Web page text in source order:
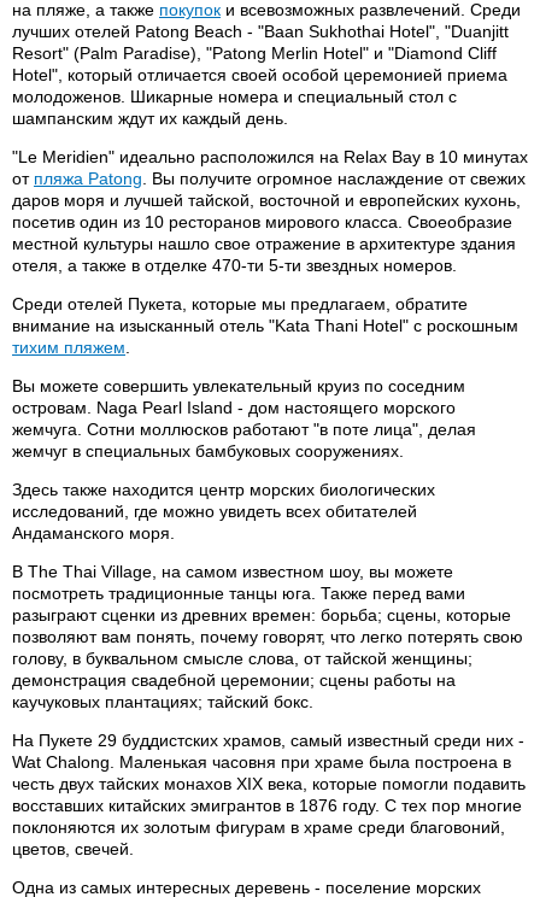
на пляже, а также покупок и всевозможных развлечений. Среди
лучших отелей Patong Beach - "Baan Sukhothai Hotel", "Duanjitt
Resort" (Palm Paradise), "Patong Merlin Hotel" и "Diamond Cliff
Hotel", который отличается своей особой церемонией приема
молодоженов. Шикарные номера и специальный стол с
шампанским ждут их каждый день.
"Le Meridien" идеально расположился на Relax Bay в 10 минутах
от пляжа Patong . Вы получите огромное наслаждение от свежих
даров моря и лучшей тайской, восточной и европейских кухонь,
посетив один из 10 ресторанов мирового класса. Своеобразие
местной культуры нашло свое отражение в архитектуре здания
отеля, а также в отделке 470-ти 5-ти звездных номеров.
Среди отелей Пукета, которые мы предлагаем, обратите
внимание на изысканный отель "Kata Thani Hotel" с роскошным
тихим пляжем
Вы можете совершить увлекательный круиз по соседним
островам. Naga Pearl Island - дом настоящего морского
жемчуга. Сотни моллюсков работают "в поте лица", делая
жемчуг в специальных бамбуковых сооружениях.
Здесь также находится центр морских биологических
исследований, где можно увидеть всех обитателей
Андаманского моря.
В The Thai Village, на самом известном шоу, вы можете
посмотреть традиционные танцы юга. Также перед вами
разыграют сценки из древних времен: борьба; сцены, которые
позволяют вам понять, почему говорят, что легко потерять свою
голову, в буквальном смысле слова, от тайской женщины;
демонстрация свадебной церемонии; сцены работы на
каучуковых плантациях; тайский бокс.
На Пукете 29 буддистских храмов, самый известный среди них -
Wat Chalong. Маленькая часовня при храме была построена в
честь двух тайских монахов XIX века, которые помогли подавить
восставших китайских эмигрантов в 1876 году. С тех пор многие
поклоняются их золотым фигурам в храме среди благовоний,
цветов, свечей.
Одна из самых интересных деревень - поселение морских